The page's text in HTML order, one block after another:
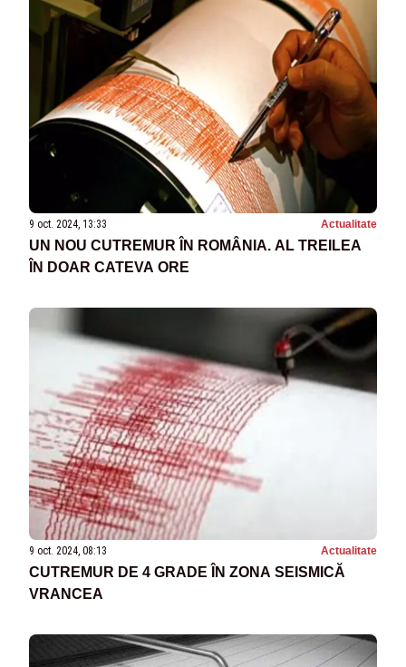
9 oct. 2024, 13:33 Actualitate
UN NOU CUTREMUR ÎN ROMÂNIA. AL TREILEA
ÎN DOAR CATEVA ORE
9 oct. 2024, 08:13 Actualitate
CUTREMUR DE 4 GRADE ÎN ZONA SEISMICĂ
VRANCEA